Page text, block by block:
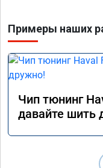
Примеры наших
Чип тюнинг
давайте шить